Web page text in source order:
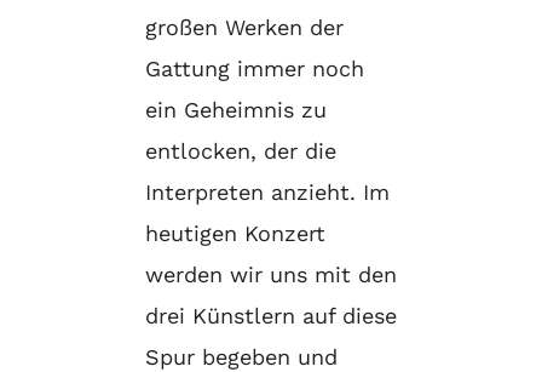
großen Werken der
Gattung immer noch
ein Geheimnis zu
entlocken, der die
Interpreten anzieht. Im
heutigen Konzert
werden wir uns mit den
drei Künstlern auf diese
Spur begeben und